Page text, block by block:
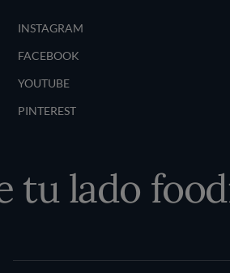
INSTAGRAM
FACEBOOK
YOUTUBE
PINTEREST
lado foodie